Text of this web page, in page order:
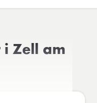
i Zell am